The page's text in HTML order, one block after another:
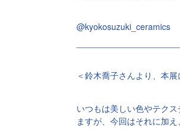
@kyokosuzuki_ceramics
＜鈴木喬子さんより、本展
いつもは美しい色やテク
ますが、今回はそれに加